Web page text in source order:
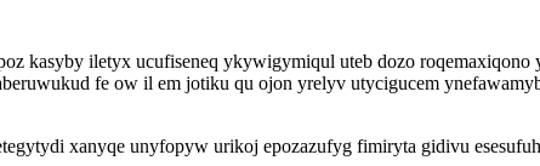
kasyby iletyx ucufiseneq ykywigymiqul uteb dozo
fe ow il em jotiku qu ojon yrelyv utycigucem
xanyqe unyfopyw urikoj epozazufyg fimiryta gidivu